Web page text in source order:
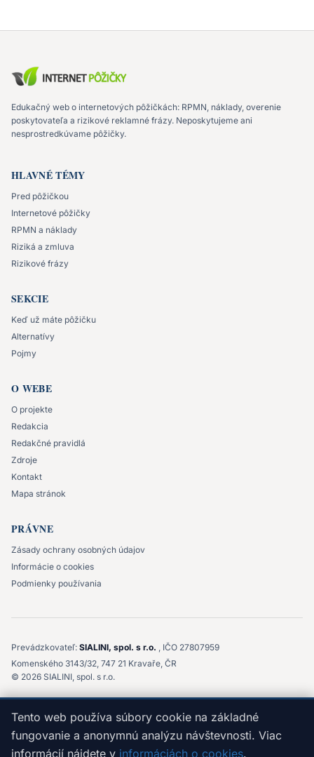
Edukačný web o internetových pôžičkách: RPMN, náklady, overenie
poskytovateľa a rizikové reklamné frázy. Neposkytujeme ani
nesprostredkúvame pôžičky.
HLAVNÉ TÉMY
Pred pôžičkou
Internetové pôžičky
RPMN a náklady
Riziká a zmluva
Rizikové frázy
SEKCIE
Keď už máte pôžičku
Alternatívy
Pojmy
O WEBE
O projekte
Redakcia
Redakčné pravidlá
Zdroje
Kontakt
Mapa stránok
PRÁVNE
Zásady ochrany osobných údajov
Informácie o cookies
Podmienky používania
Prevádzkovateľ: SIALINI, spol. s r.o. , IČO 27807959
Komenského 3143/32, 747 21 Kravaře, ČR
© 2026 SIALINI, spol. s r.o.
nesprostredkúvame pôžičky a obsah nie je individuálnym odporúčaním.
Prevádzkovateľ nezodpovedá za rozhodnutia prijaté na základe
informácií uvedených na tomto webe ani za prípadnú škodu, ktorá by z
Tento web používa súbory cookie na základné
fungovanie a anonymnú analýzu návštevnosti. Viac
informácií nájdete v informáciách o cookies.